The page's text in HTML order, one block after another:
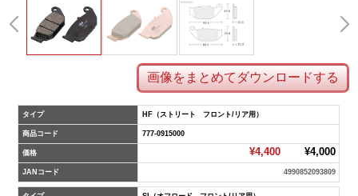
画像をまとめてダウンロードする
タイプ HF（ストリート フロント/リア用）
商品コード 777-0915000
価格 ¥4,400¥4,000
JANコード 4990852093809